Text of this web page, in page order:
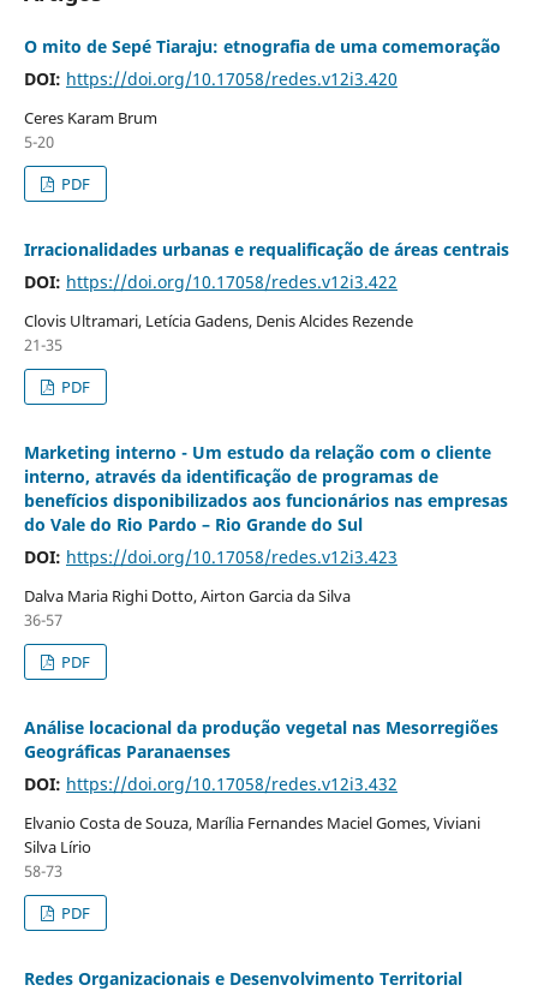
O mito de Sepé Tiaraju: etnografia de uma comemoração
DOI: https://doi.org/10.17058/redes.v12i3.420
Ceres Karam Brum
5-20
PDF
Irracionalidades urbanas e requalificação de áreas centrais
DOI: https://doi.org/10.17058/redes.v12i3.422
Clovis Ultramari, Letícia Gadens, Denis Alcides Rezende
21-35
PDF
Marketing interno - Um estudo da relação com o cliente
interno, através da identificação de programas de
benefícios disponibilizados aos funcionários nas empresas
do Vale do Rio Pardo – Rio Grande do Sul
DOI: https://doi.org/10.17058/redes.v12i3.423
Dalva Maria Righi Dotto, Airton Garcia da Silva
36-57
PDF
Análise locacional da produção vegetal nas Mesorregiões
Geográficas Paranaenses
DOI: https://doi.org/10.17058/redes.v12i3.432
Elvanio Costa de Souza, Marília Fernandes Maciel Gomes, Viviani
Silva Lírio
58-73
PDF
Redes Organizacionais e Desenvolvimento Territorial